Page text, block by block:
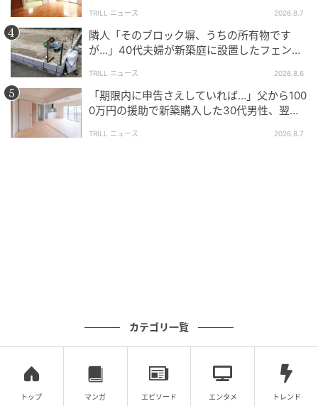
地方自治体で住宅政策・都市計画・建築確認審査など
10年以上の実務経験を持つ。現在は住宅・不動産分野
に特化したライターとして活動し、空間設計や住宅性
能、都市開発に関する知見をもとに、高い専門性と信
頼性を兼ね備えた記事を多数執筆している。
【エピソード募集】日常のちょっとした体験、TRILL
るケースにも多く触れてきた経験から、見た目だけ
に流されない家づくりの視点を発信。4歳と1歳の子
した提案を重視しています。noteでは、家族との時
間を守るための経済的自由（FIRE）を目指し、資産
運用の記録や暮らしとお金のリアルも発信中です。
の記事をもっとみる
TRILL ニュース 2026.8.7
隣人「そのブロック塀、うちの所有物です
が…」40代夫婦が新築庭に設置したフェン
TRILL ニュース 2026.8.6
「期限内に申告さえしていれば…」父から100
0万円の援助で新築購入した30代男性、翌年
TRILL ニュース 2026.8.7
カテゴリ一覧
トップ マンガ エピソード エンタメ トレンド